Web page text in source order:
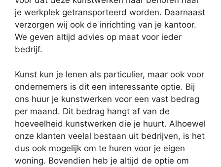
je werkplek getransporteerd worden. Daarnaast
verzorgen wij ook de inrichting van je kantoor.
We geven altijd advies op maat voor ieder
bedrijf.
Kunst kun je lenen als particulier, maar ook voor
ondernemers is dit een interessante optie. Bij
ons huur je kunstwerken voor een vast bedrag
per maand. Dit bedrag hangt af van de
hoeveelheid kunstwerken die je huurt. Alhoewel
onze klanten veelal bestaan uit bedrijven, is het
dus ook mogelijk om te huren voor je eigen
woning. Bovendien heb je altijd de optie om